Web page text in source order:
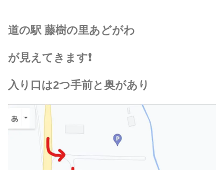
道の駅 藤樹の里あどがわ
が見えてきます❗
入り口は2つ手前と奥があり